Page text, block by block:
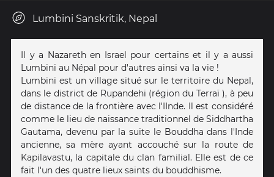
Lumbini Sanskritik, Nepal
Il y a Nazareth en Israel pour certains et il y a aussi
Lumbini au Népal pour d'autres ainsi va la vie !
Lumbini est un village situé sur le territoire du Nepal,
dans le district de Rupandehi (région du Terraï ), à peu
de distance de la frontière avec l'IInde. Il est considéré
comme le lieu de naissance traditionnel de Siddhartha
Gautama, devenu par la suite le Bouddha dans l'Inde
ancienne, sa mère ayant accouché sur la route de
Kapilavastu, la capitale du clan familial. Elle est de ce
fait l'un des quatre lieux saints du bouddhisme.